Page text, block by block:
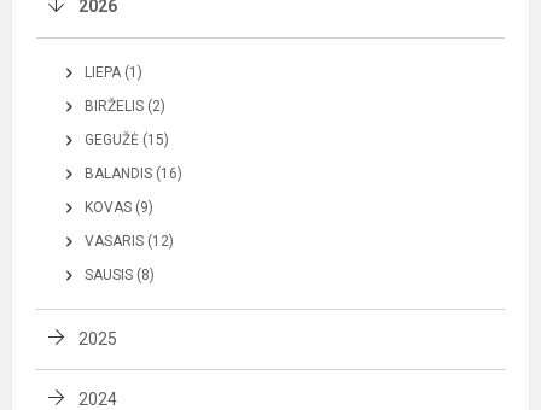
2026
LIEPA (1)
BIRŽELIS (2)
GEGUŽĖ (15)
BALANDIS (16)
KOVAS (9)
VASARIS (12)
SAUSIS (8)
2025
2024